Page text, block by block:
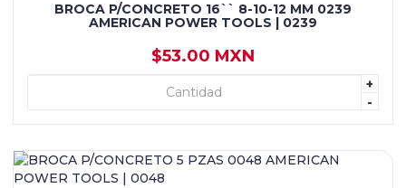
BROCA P/CONCRETO 16`` 8-10-12 MM 0239
AMERICAN POWER TOOLS | 0239
$53.00 MXN
+
-
+ AGREGAR